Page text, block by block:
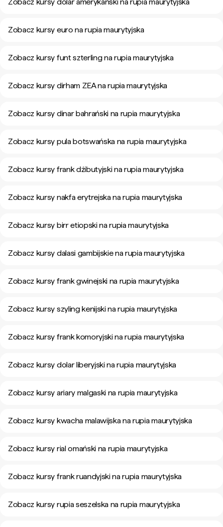
Zobacz kursy euro na rupia maurytyjska
Zobacz kursy funt szterling na rupia maurytyjska
Zobacz kursy dirham ZEA na rupia maurytyjska
Zobacz kursy dinar bahrański na rupia maurytyjska
Zobacz kursy pula botswańska na rupia maurytyjska
Zobacz kursy frank dżibutyjski na rupia maurytyjska
Zobacz kursy nakfa erytrejska na rupia maurytyjska
Zobacz kursy birr etiopski na rupia maurytyjska
Zobacz kursy dalasi gambijskie na rupia maurytyjska
Zobacz kursy frank gwinejski na rupia maurytyjska
Zobacz kursy szyling kenijski na rupia maurytyjska
Zobacz kursy frank komoryjski na rupia maurytyjska
Zobacz kursy dolar liberyjski na rupia maurytyjska
Zobacz kursy ariary malgaski na rupia maurytyjska
Zobacz kursy kwacha malawijska na rupia maurytyjska
Zobacz kursy rial omański na rupia maurytyjska
Zobacz kursy frank ruandyjski na rupia maurytyjska
Zobacz kursy rupia seszelska na rupia maurytyjska